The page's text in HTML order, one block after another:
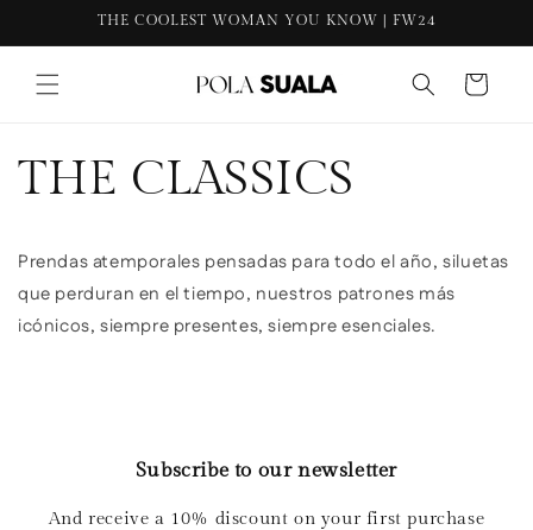
THE COOLEST WOMAN YOU KNOW | FW24
Cart
THE CLASSICS
Prendas atemporales pensadas para todo el año, siluetas
que perduran en el tiempo, nuestros patrones más
icónicos, siempre presentes, siempre esenciales.
Subscribe to our newsletter
And receive a 10% discount on your first purchase